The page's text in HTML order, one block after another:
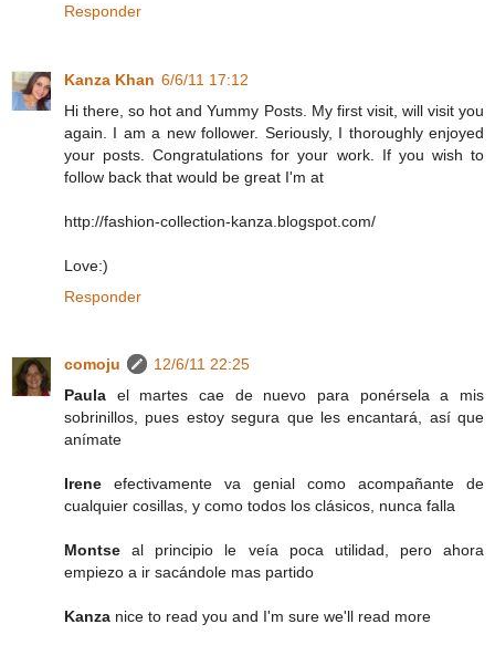
Responder
Kanza Khan 6/6/11 17:12
Hi there, so hot and Yummy Posts. My first visit, will visit you
again. I am a new follower. Seriously, I thoroughly enjoyed
your posts. Congratulations for your work. If you wish to
follow back that would be great I'm at
http://fashion-collection-kanza.blogspot.com/
Love:)
Responder
comoju
12/6/11 22:25
Paula el martes cae de nuevo para ponérsela a mis
sobrinillos, pues estoy segura que les encantará, así que
anímate
Irene efectivamente va genial como acompañante de
cualquier cosillas, y como todos los clásicos, nunca falla
Montse al principio le veía poca utilidad, pero ahora
empiezo a ir sacándole mas partido
Kanza nice to read you and I'm sure we'll read more